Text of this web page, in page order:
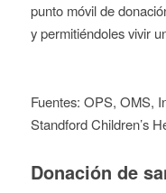
punto móvil de
y permitiéndoles vivir
Fuentes: OPS, OMS,
Standford Children’s
Donación de